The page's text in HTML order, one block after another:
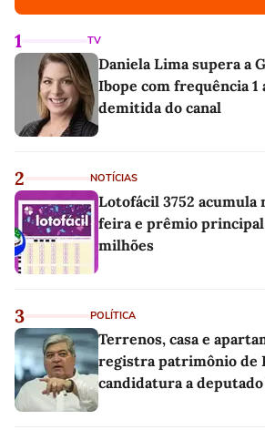
1 TV
Daniela Lima supera a
Ibope com frequência 1
demitida do canal
2 NOTÍCIAS
Lotofácil 3752 acumula
feira e prêmio principal
milhões
3 POLÍTICA
Terrenos, casa e
registra patrimônio de
candidatura a